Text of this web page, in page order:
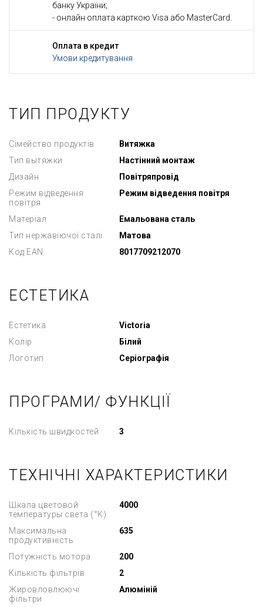
банку України;
- онлайн оплата карткою Visa або MasterCard.
Оплата в кредит
Умови кредитування
ТИП ПРОДУКТУ
Сімейство продуктів
Витяжка
Тип вытяжки
Настінний монтаж
Дизайн
Повітряпровід
Режим відведення
повітря
Режим відведення повітря
Матеріал
Емальована сталь
Тип нержавіючої сталі
Матова
Код EAN
8017709212070
ЕСТЕТИКА
Естетика
Victoria
Колір
Білий
Логотип
Серіографія
ПРОГРАМИ/ ФУНКЦІЇ
Кількість швидкостей 3
ТЕХНІЧНІ ХАРАКТЕРИСТИКИ
Шкала цветовой
температуры света (°К)
4000
Максимальна
продуктивність
635
Потужність мотора
200
Кількість фільтрів
2
Жировловлюючі
фільтри
Алюміній